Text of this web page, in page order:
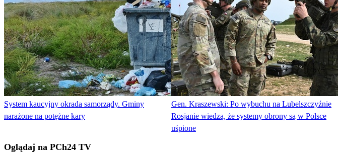
System kaucyjny okrada samorządy. Gminy
narażone na potężne kary
Gen. Kraszewski: Po wybuchu na Lubelszczyźnie
Rosjanie wiedzą, że systemy obrony są w Polsce
uśpione
Oglądaj na PCh24 TV